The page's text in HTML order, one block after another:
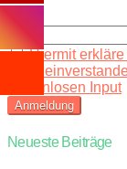
Hiermit
Seite
kostenlosen Input
Neueste Beiträge